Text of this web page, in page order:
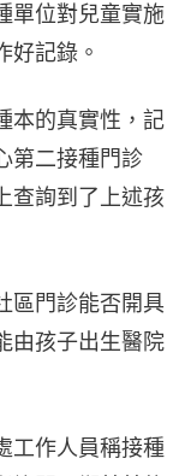
單位對兒童實施
好記錄。
本的真實性，記
第二接種門診
查詢到了上述孩
區門診能否開具
由孩子出生醫院
工作人員稱接種